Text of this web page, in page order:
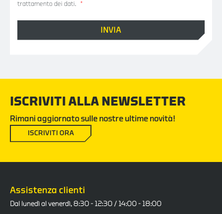
trattamento dei dati. *
ISCRIVITI ALLA NEWSLETTER
Rimani aggiornato sulle nostre ultime novità!
ISCRIVITI ORA
Assistenza clienti
Dal lunedì al venerdì, 8:30 - 12:30 / 14:00 - 18:00